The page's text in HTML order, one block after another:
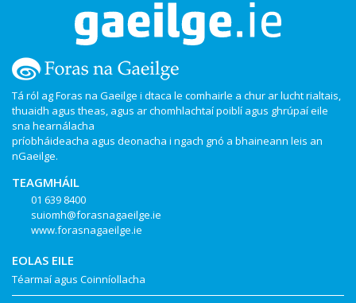
Tá ról ag Foras na Gaeilge i dtaca le comhairle a chur ar lucht rialtais,
thuaidh agus theas, agus ar chomhlachtaí poiblí agus ghrúpaí eile
sna hearnálacha
príobháideacha agus deonacha i ngach gnó a bhaineann leis an
nGaeilge.
TEAGMHÁIL
01 639 8400
suiomh@forasnagaeilge.ie
www.forasnagaeilge.ie
EOLAS EILE
Téarmaí agus Coinníollacha